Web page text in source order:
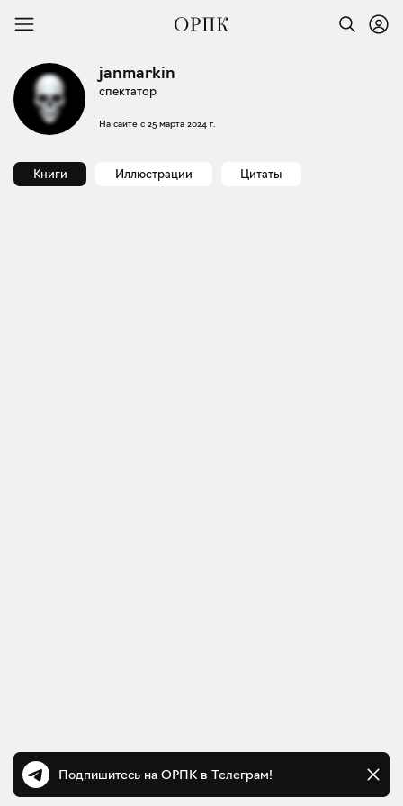
janmarkin
спектатор
На сайте с 25 марта 2024 г.
Книги Иллюстрации Цитаты
Подпишитесь на ОРПК в Телеграм!